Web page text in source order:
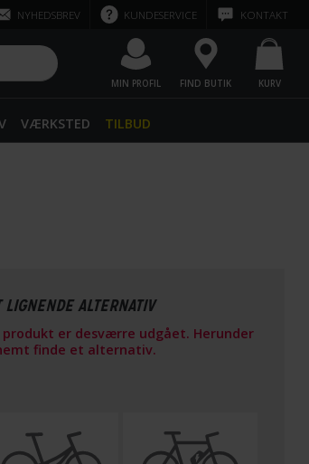
NYHEDSBREV KUNDESERVICE KONTAKT
MIN PROFIL FIND BUTIK KURV
VÆRKSTED TILBUD
ALTERNATIV
er desværre udgået. Herunder
finde et alternativ.